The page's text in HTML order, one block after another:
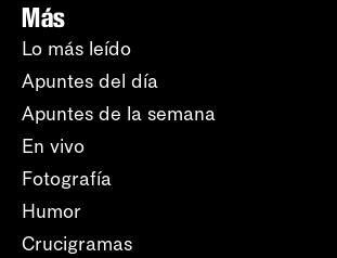
Más
Lo más leído
Apuntes del día
Apuntes de la semana
En vivo
Fotografía
Humor
Crucigramas